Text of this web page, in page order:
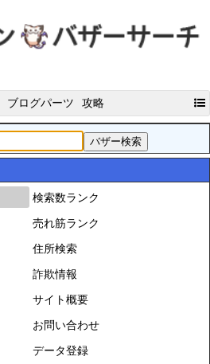
ブログパーツ 攻略
検索数ランク
売れ筋ランク
住所検索
詐欺情報
サイト概要
お問い合わせ
データ登録